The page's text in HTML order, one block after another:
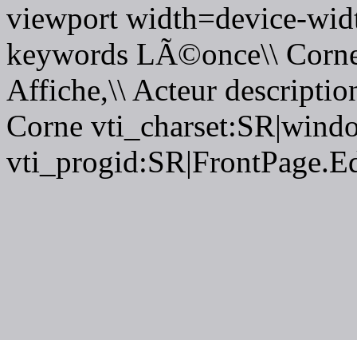
viewport width=device-
keywords LÃ©once\\
Affiche,\\ Acteur
Corne